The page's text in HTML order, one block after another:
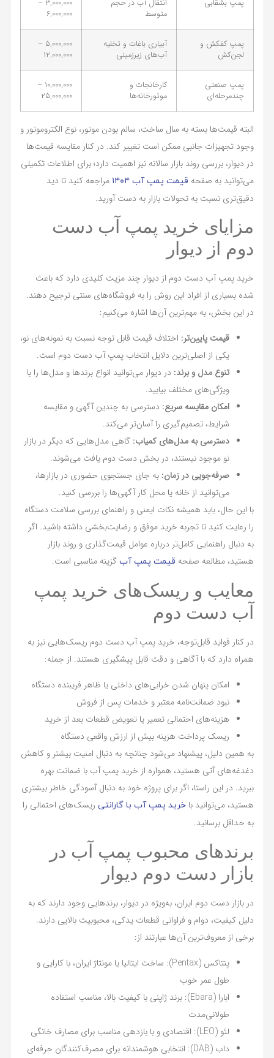
پمپ بشقابی
انتقال آب در حجم
متوسط
۳,۰۰۰,۰۰۰ –
۶,۰۰۰,۰۰۰
پمپ کفکش و
لجن‌کش
آبیاری باغات و تخلیه
آب‌های زیرزمینی
۵,۰۰۰,۰۰۰ –
۱۲,۰۰۰,۰۰۰
پمپ صنعتی
چندمرحله‌ای
کارخانجات و
موتورخانه‌ها
۱۰,۰۰۰,۰۰۰ –
۲۵,۰۰۰,۰۰۰
البته قیمت‌ها بسته به سال ساخت، سالم بودن موتور، نوع الکتروموتور و
وجود تجهیزات جانبی ممکن است تغییر کند. در کنار مقایسه قیمت‌ها
در دیوار، بررسی روند بازار سالانه نیز اهمیت دارد؛ برای اطلاعات تکمیلی
می‌توانید به صفحه قیمت پمپ آب ۱۴۰۴
مراجعه کنید تا دید
دقیق‌تری نسبت به تحولات بازار به دست آورید.
مزایای خرید پمپ آب دست
دوم از دیوار
خرید پمپ آب دست دوم از دیوار چند مزیت کلیدی دارد که باعث
شده بسیاری از افراد این روش را به فروشگاه‌های سنتی ترجیح دهند.
در این بخش، به مهم‌ترین آن‌ها اشاره می‌کنیم:
قیمت پایین‌تر: اختلاف قیمت قابل توجه نسبت به نمونه‌های نو،
یکی از اصلی‌ترین دلایل انتخاب پمپ آب دست دوم است.
تنوع مدل و برند: در دیوار می‌توانید انواع برندها و مدل‌ها را با
ویژگی‌های مختلف بیابید.
امکان مقایسه سریع: دسترسی به چندین آگهی و مقایسه
شرایط، تصمیم‌گیری را آسان‌تر می‌کند.
دسترسی به مدل‌های کمیاب: گاهی مدل‌هایی که دیگر در بازار
نو موجود نیستند، در بخش دست دوم یافت می‌شوند.
صرفه‌جویی در زمان: به جای جستجوی حضوری در بازارها،
می‌توانید از خانه یا محل کار آگهی‌ها را بررسی کنید.
با این حال، باید همیشه نکات ایمنی و راهنمای بررسی سلامت دستگاه
را رعایت کنید تا تجربه خرید موفق و رضایت‌بخشی داشته باشید. اگر
به دنبال راهنمایی کامل‌تر درباره عوامل قیمت‌گذاری و روند بازار
هستید، مطالعه صفحه قیمت پمپ آب گزینه مناسبی است.
معایب و ریسک‌های خرید پمپ
آب دست دوم
در کنار فواید قابل‌توجه، خرید پمپ آب دست دوم ریسک‌هایی نیز به
همراه دارد که با آگاهی و دقت قابل پیشگیری هستند. از جمله:
امکان پنهان شدن خرابی‌های داخلی یا ظاهر فریبنده دستگاه
نبود ضمانت‌نامه معتبر و خدمات پس از فروش
هزینه‌های احتمالی تعمیر یا تعویض قطعات بعد از خرید
ریسک پرداخت هزینه بیش از ارزش واقعی دستگاه
به همین دلیل، پیشنهاد می‌شود چنانچه به دنبال امنیت بیشتر و کاهش
دغدغه‌های آتی هستید، همواره از خرید پمپ آب با ضمانت بهره
ببرید. در این راستا، اگر برای پروژه خود به دنبال آسودگی خاطر بیشتری
هستید، می‌توانید با خرید پمپ آب با گارانتی ریسک‌های احتمالی را
به حداقل برسانید.
برندهای محبوب پمپ آب در
بازار دست دوم دیوار
در بازار دست دوم ایران، به‌ویژه در دیوار، برندهایی وجود دارند که به
دلیل کیفیت، دوام و فراوانی قطعات یدکی، محبوبیت بالایی دارند.
برخی از معروف‌ترین آن‌ها عبارتند از:
پنتاکس (Pentax): ساخت ایتالیا یا مونتاژ ایران، با کارایی و
طول عمر خوب
ابارا (Ebara): برند ژاپنی با کیفیت بالا، مناسب استفاده
طولانی‌مدت
لئو (LEO): اقتصادی و با بازدهی مناسب برای مصارف خانگی
داب (DAB): انتخابی هوشمندانه برای مصرف‌کنندگان حرفه‌ای